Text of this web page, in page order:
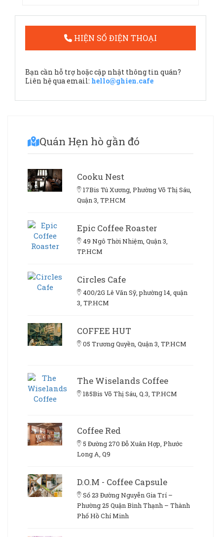
HIỆN SỐ ĐIỆN THOẠI
Bạn cần hỗ trợ hoặc cập nhật thông tin quán?
Liên hệ qua email: hello@ghien.cafe
Quán Hẹn hò gần đó
Cooku Nest
17Bis Tú Xương, Phường Võ Thị Sáu,
Quận 3, TP.HCM
Epic Coffee Roaster
49 Ngô Thời Nhiệm, Quận 3,
TP.HCM
Circles Cafe
400/2G Lê Văn Sỹ, phường 14, quận
3, TP.HCM
COFFEE HUT
05 Trương Quyền, Quận 3, TP.HCM
The Wiselands Coffee
185Bis Võ Thị Sáu, Q.3, TP.HCM
Coffee Red
5 Đường 270 Đỗ Xuân Hợp, Phước
Long A, Q9
D.O.M - Coffee Capsule
Số 23 Đường Nguyễn Gia Trí –
Phường 25 Quận Bình Thạnh – Thành
Phố Hồ Chí Minh